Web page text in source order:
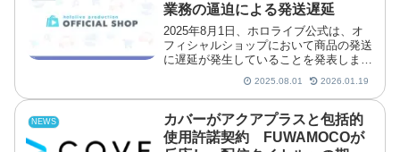
業務の逼迫による発送遅延
2025年8月1日、ホロライブ公式は、オ
フィシャルショップにおいて商品の発送
に遅延が発生していることを発表しまし
2025.08.01 2026.01.19
NEWS
カバーがアクアプラスと包括的
使用許諾契約 FUWAMOCOが